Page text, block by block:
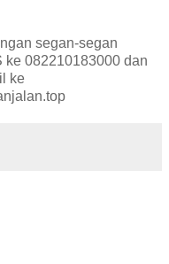
segan-segan
ke 082210183000 dan
ke